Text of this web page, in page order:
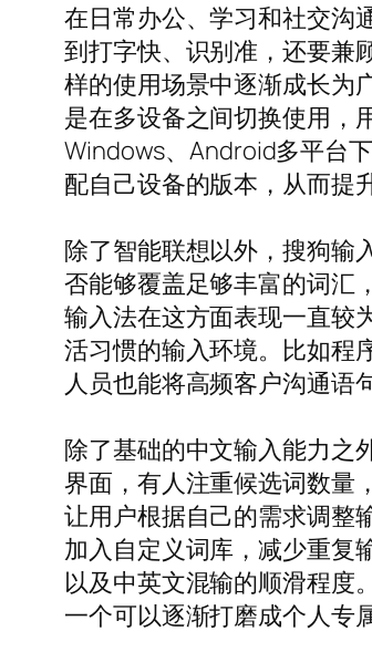
在日常办公、学习和社交沟
到打字快、识别准，还要兼
样的使用场景中逐渐成长为
是在多设备之间切换使用，
Windows、Android多平台
配自己设备的版本，从而提
除了智能联想以外，搜狗输
否能够覆盖足够丰富的词汇
输入法在这方面表现一直较
活习惯的输入环境。比如程
人员也能将高频客户沟通语
除了基础的中文输入能力之
界面，有人注重候选词数量
让用户根据自己的需求调整
加入自定义词库，减少重复
以及中英文混输的顺滑程度
一个可以逐渐打磨成个人专